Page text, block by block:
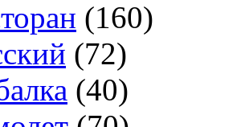
(160)
(72)
(40)